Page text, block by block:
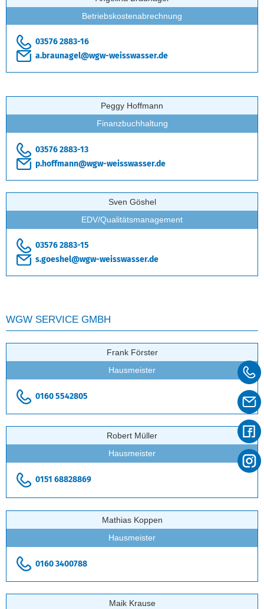
Betriebskostenabrechnung
03576 2883-16
a.braunagel@wgw-weisswasser.de
Peggy Hoffmann
Finanzbuchhaltung
03576 2883-13
p.hoffmann@wgw-weisswasser.de
Sven Göshel
EDV/Qualitätsmanagement
03576 2883-15
s.goeshel@wgw-weisswasser.de
WGW SERVICE GMBH
Frank Förster
Hausmeister
0160 5542805
Robert Müller
Hausmeister
0151 68828869
Mathias Koppen
Hausmeister
0160 3400788
Maik Krause